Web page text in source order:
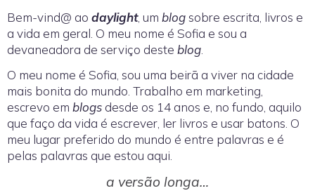
Bem-vind@ ao daylight, um blogsobre escrita, livros e
a vida em geral. O meu nome é Sofia e sou a
devaneadora de serviço deste blog
O meu nome é Sofia, sou uma beirã a viver na cidade
mais bonita do mundo. Trabalho em marketing,
escrevo em blogs desde os 14 anos e, no fundo, aquilo
que faço da vida é escrever, ler livros e usar batons. O
meu lugar preferido do mundo é entre palavras e é
pelas palavras que estou aqui.
a versão longa…